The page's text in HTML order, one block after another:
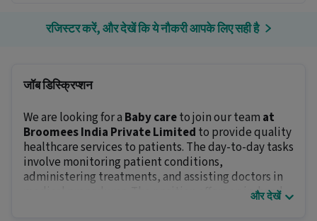
रजिस्टर करें, और देखें कि ये नौकरी आपके लिए सही है
जॉब डिस्क्रिप्शन
We are looking for a Baby careto join our team at
Broomees India Private Limited to provide quality
healthcare services to patients. The day-to-day tasks
involve monitoring patient conditions,
administering treatments, and assisting doctors in
medical procedures. The position offers an in-hand
और देखें